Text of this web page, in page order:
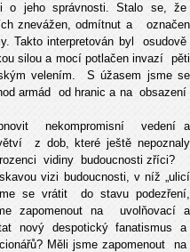
o jeho správnosti. Stalo se, že
znevážen, odmítnut a označen
Takto interpretován byl osudově
silou a mocí potlačen invazí pěti
velením. S úžasem jsme se
armád od hranic a na obsazení
nekompromisní vedení a
z dob, které ještě nepoznaly
vidiny budoucnosti zříci?
vizi budoucnosti, v níž „ulicí
se vrátit do stavu podezření,
zapomenout na uvolňovací a
nový despotický fanatismus a
Měli jsme zapomenout na